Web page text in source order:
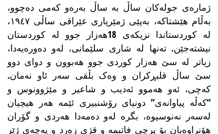
ژمارەی جولەکان ساڵ بە ساڵ بەرەو کەمی دەچوو،
بەڵام هێشتاکە، بەپێی ژمێریاری عێراقی ساڵی ١٩٤٧،
لە كوردستاندا نزیكەی 18هەزار جوو لە کوردستان
نیشتەجێن. تەنها لە شاری سلێمانی، لەو دەورەیەدا،
زیاتر لە سێ هەزار کوردی جوو هەبوون و دوای دوو
سێ ساڵ قلبڕکران و وەک بڵقی سەر ئاو نەمان.
کەچی، ئەو هەموو ئەدیب و شاعیر و مێژوونوس و
“کەڵە پیاوانەی” دونیای رۆشنبیری ئێمە هەر هیچیان
لەسەر نەنوسیوە، بگرە لەو دەمەدا هەردی و گۆران
هۆنراوەیان بۆ پرچی فاتیمە و قژی زەرد و پەچەی ژێر